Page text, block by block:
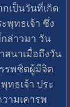
เป็นวันที่เกิด
พุทธเจ้า ซึ่ง
ล่าวมา วัน
นาเมื่อถึงวัน
รพชิตผู้มีจิต
ทธเจ้า ประ
ามเคารพ